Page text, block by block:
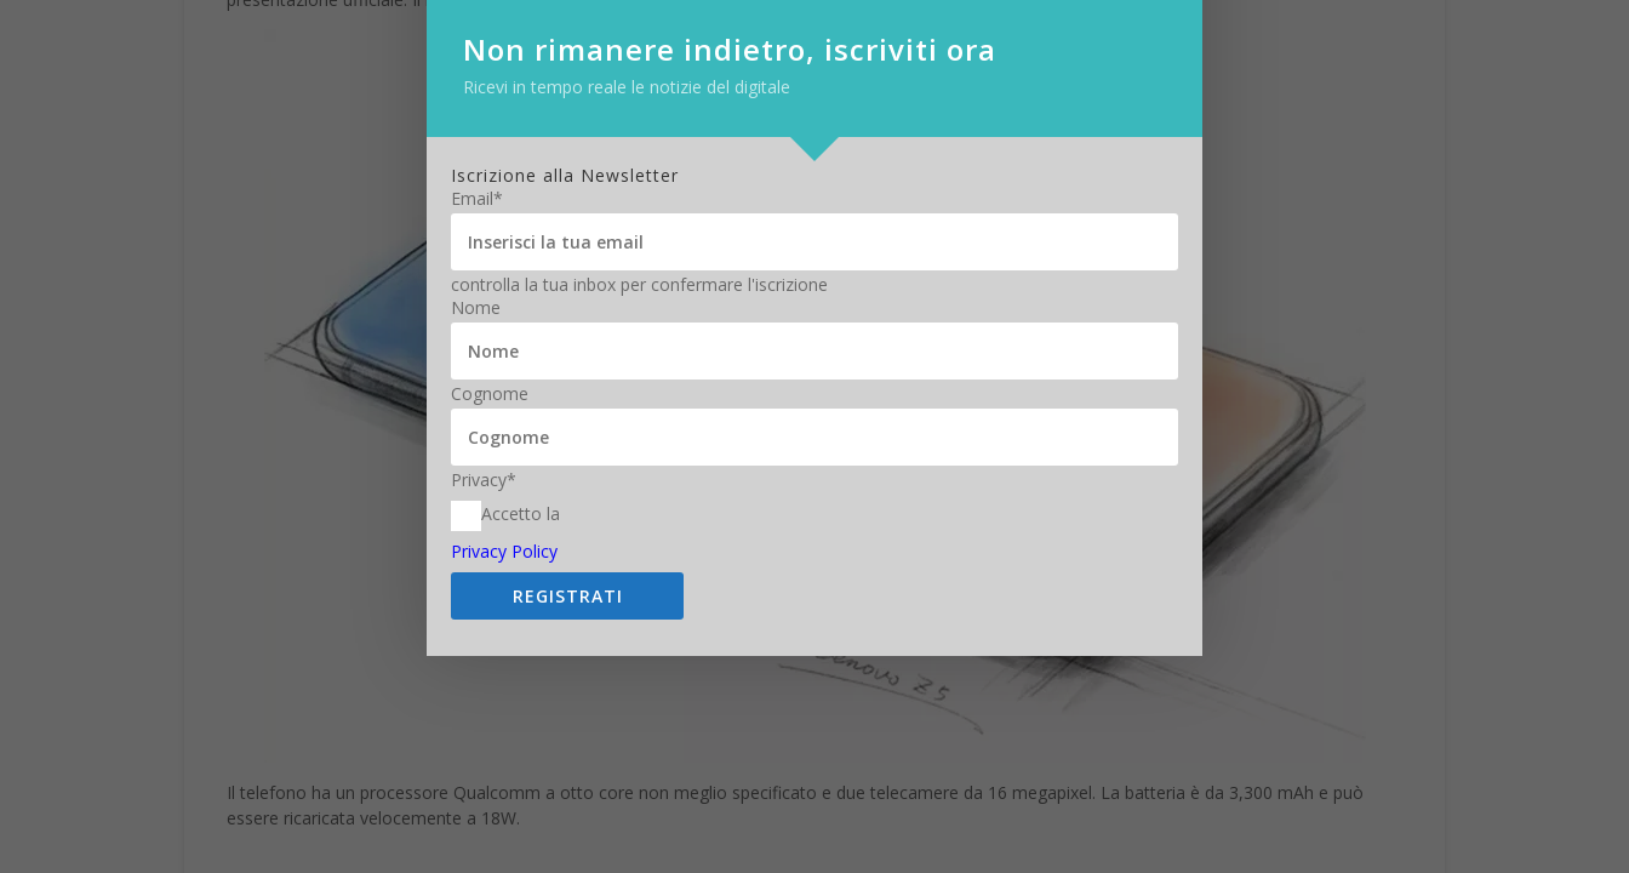
Il telefono ha un processore Qualcomm a otto core non meglio specificato e due telecamere da 16 megapixel. La batteria è da 3,300 mAh e può
essere ricaricata velocemente a 18W.
Non rimanere indietro, iscriviti ora
Ricevi in tempo reale le notizie del digitale
Iscrizione alla Newsletter
Email*
controlla la tua inbox per confermare l'iscrizione
Nome
Cognome
Privacy*
Accetto la
Privacy Policy
REGISTRATI